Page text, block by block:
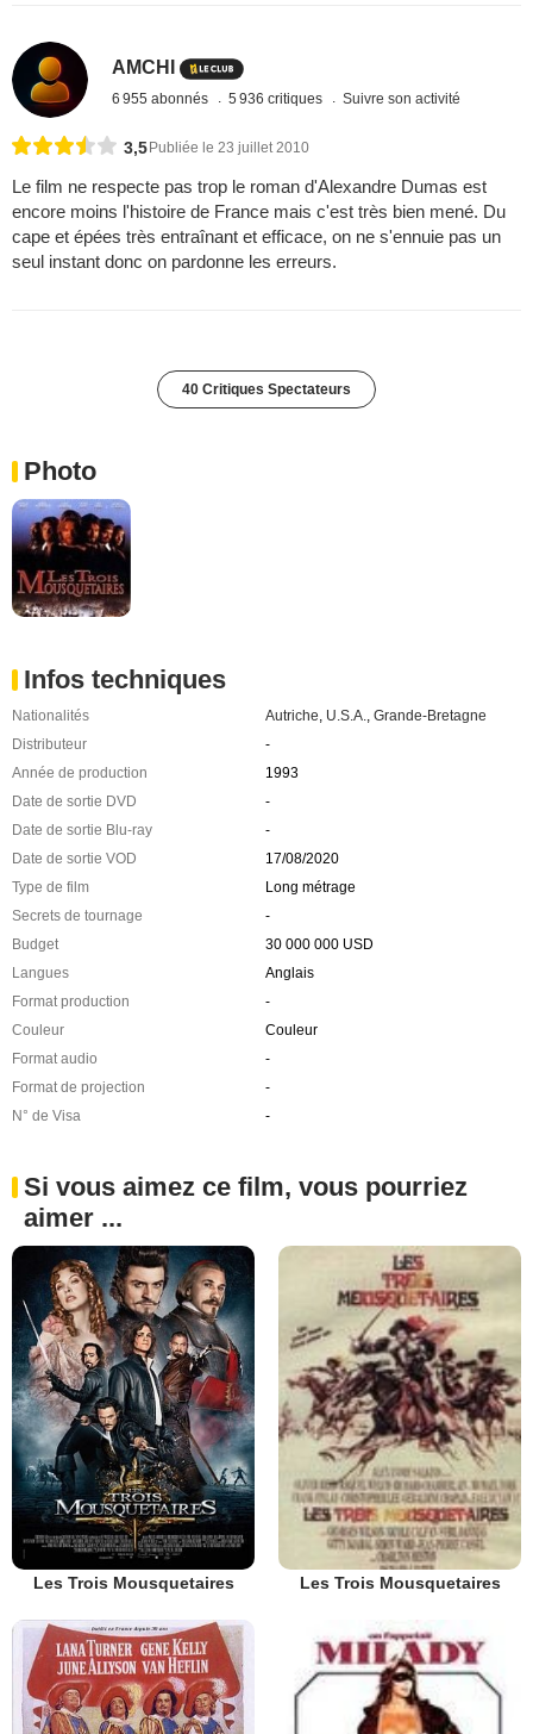
AMCHI
6 955 abonnés 5 936 critiques Suivre son activité
3,5Publiée le 23 juillet 2010
Le film ne respecte pas trop le roman d'Alexandre Dumas est
encore moins l'histoire de France mais c'est très bien mené. Du
cape et épées très entraînant et efficace, on ne s'ennuie pas un
seul instant donc on pardonne les erreurs.
40 Critiques Spectateurs
Photo
Infos techniques
Nationalités Autriche, U.S.A., Grande-Bretagne
Distributeur
-
Année de production
1993
Date de sortie DVD
-
Date de sortie Blu-ray
-
Date de sortie VOD
17/08/2020
Type de film
Long métrage
Secrets de tournage
-
Budget
30 000 000 USD
Langues
Anglais
Format production
-
Couleur
Couleur
Format audio
-
Format de projection
-
N° de Visa
-
Si vous aimez ce film, vous pourriez
aimer ...
Les Trois Mousquetaires Les Trois Mousquetaires